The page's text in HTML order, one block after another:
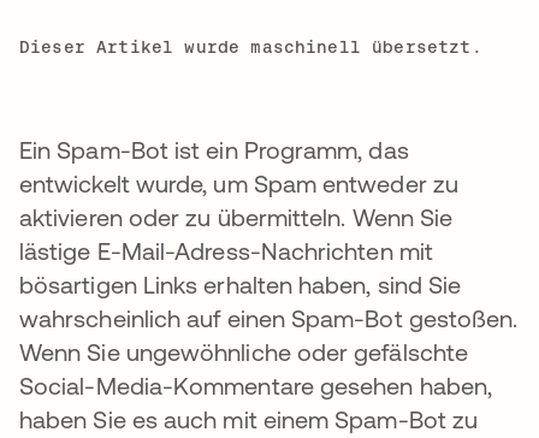
Dieser Artikel wurde maschinell übersetzt.
Ein Spam-Bot ist ein Programm, das
entwickelt wurde, um Spam entweder zu
aktivieren oder zu übermitteln. Wenn Sie
lästige E-Mail-Adress-Nachrichten mit
bösartigen Links erhalten haben, sind Sie
wahrscheinlich auf einen Spam-Bot gestoßen.
Wenn Sie ungewöhnliche oder gefälschte
Social-Media-Kommentare gesehen haben,
haben Sie es auch mit einem Spam-Bot zu